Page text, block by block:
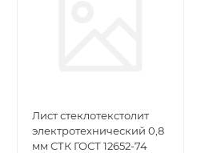
Лист стеклотекстолит
электротехнический 0,8
мм СТК ГОСТ 12652-74